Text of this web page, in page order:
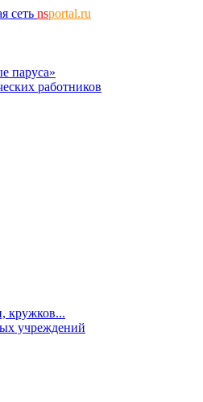
сеть nsportal.ru
паруса»
работников
кружков...
учреждений